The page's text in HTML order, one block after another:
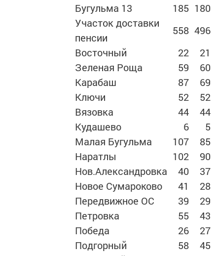
Бугульма 13
185 180
Участок доставки
пенсии
558 496
Восточный
22
21
Зеленая Роща
59
60
Карабаш
87
69
Ключи
52
52
Вязовка
44
44
Кудашево
6
5
Малая Бугульма
107
85
Наратлы
102
90
Нов.Александровка
40
37
Новое Сумароково
41
28
Передвижное ОС
39
29
Петровка
55
43
Победа
26
27
Подгорный
58
45